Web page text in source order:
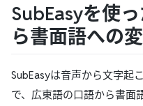
SubEasyを使
ら書面語への
SubEasyは音声から文字起
で、広東語の口語から書面